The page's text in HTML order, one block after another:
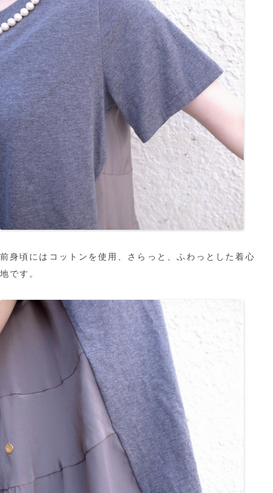
前身頃にはコットンを使用、さらっと、ふわっとした着心
地です。